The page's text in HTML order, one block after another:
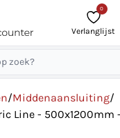
0
Verlanglijst
/Middenaansluiting/
Line - 500x1200mm -